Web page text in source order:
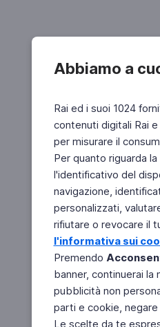
Abbiamo a
Rai ed i suoi 1024
contenuti digitali Rai
per misurare il
Per quanto riguarda
l'identificativo del
navigazione,
personalizzati,
rifiutare o revocare il
l'informativa sui
Premendo
banner, continuerai
pubblicità non
parti e cookie,
Le scelte da te